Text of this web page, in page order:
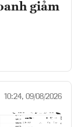
giảm
10:24, 09/08/2026